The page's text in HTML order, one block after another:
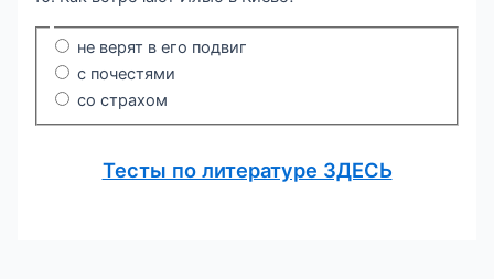
не верят в его подвиг
с почестями
со страхом
Тесты по литературе ЗДЕСЬ